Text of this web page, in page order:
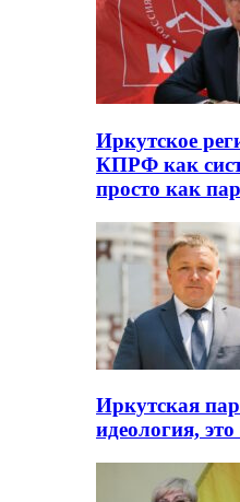
Иркутское
КПРФ как
просто как
Иркутская
идеология,